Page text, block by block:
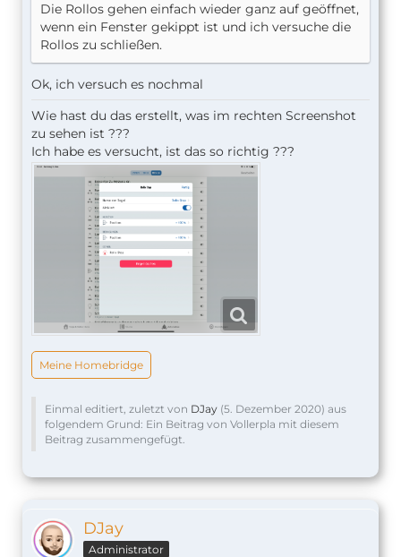
Die Rollos gehen einfach wieder ganz auf geöffnet,
wenn ein Fenster gekippt ist und ich versuche die
Rollos zu schließen.
Ok, ich versuch es nochmal
Wie hast du das erstellt, was im rechten Screenshot
zu sehen ist ???
Ich habe es versucht, ist das so richtig ???
Meine Homebridge
Einmal editiert, zuletzt von DJay (5. Dezember 2020) aus
folgendem Grund: Ein Beitrag von Vollerpla mit diesem
Beitrag zusammengefügt.
DJay
Administrator